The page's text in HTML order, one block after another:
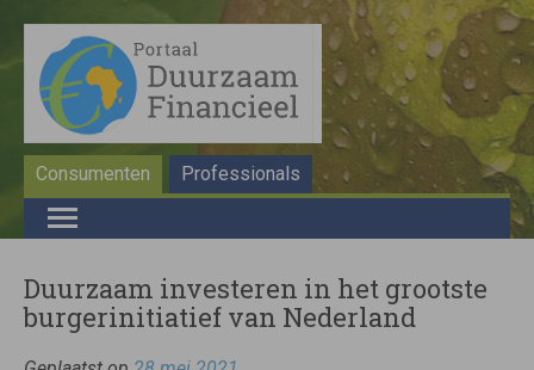
Consumenten Professionals
Duurzaam investeren in het grootste
burgerinitiatief van Nederland